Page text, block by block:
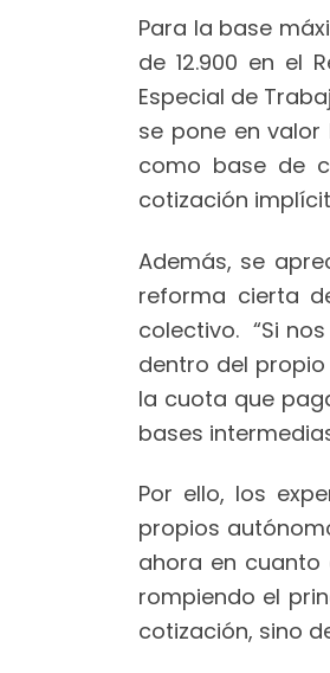
Para la base
de 12.900 en el
Especial de
se pone en
como base de
cotización
Además, se
reforma cierta
colectivo. “Si
dentro del
la cuota que
bases
Por ello, los
propios
ahora en cuanto
rompiendo el
cotización, sino